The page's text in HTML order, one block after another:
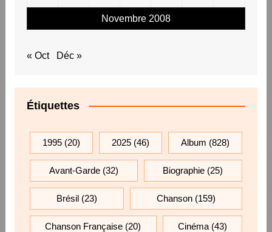
Novembre 2008
« Oct Déc »
Étiquettes
1995(20) 2025 (46) Album (828)
Avant-Garde(32) Biographie (25)
Brésil(23) Chanson (159)
Chanson Française (20) Cinéma(43)